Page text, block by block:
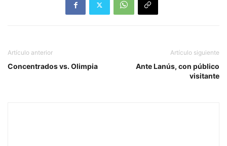
Artículo anterior
Concentrados vs. Olimpia
Artículo siguiente
Ante Lanús, con público
visitante